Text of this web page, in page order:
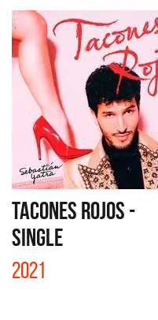
TACONES ROJOS -
SINGLE
2021